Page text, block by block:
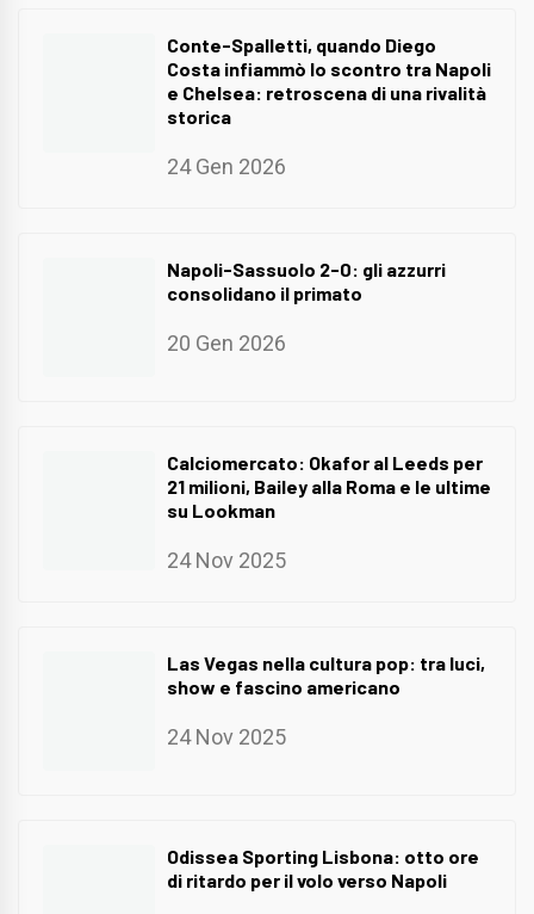
Conte-Spalletti, quando Diego
Costa infiammò lo scontro tra Napoli
e Chelsea: retroscena di una rivalità
storica
24 Gen 2026
Napoli-Sassuolo 2-0: gli azzurri
consolidano il primato
20 Gen 2026
Calciomercato: Okafor al Leeds per
21 milioni, Bailey alla Roma e le ultime
su Lookman
24 Nov 2025
Las Vegas nella cultura pop: tra luci,
show e fascino americano
24 Nov 2025
Odissea Sporting Lisbona: otto ore
di ritardo per il volo verso Napoli